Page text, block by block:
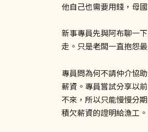
他自己也需要用錢，母
新事專員先與阿布聊一
走。只是老闆一直抱怨
專員問為何不請仲介協
薪資。專員嘗試分享以
不來，所以只能慢慢分
積欠薪資的證明給漁工。